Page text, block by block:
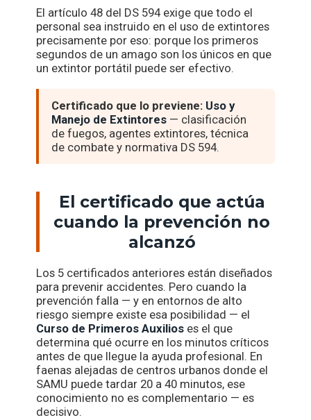
El artículo 48 del DS 594 exige que todo el
personal sea instruido en el uso de extintores
precisamente por eso: porque los primeros
segundos de un amago son los únicos en que
un extintor portátil puede ser efectivo.
Certificado que lo previene: Uso y
Manejo de Extintores — clasificación
de fuegos, agentes extintores, técnica
de combate y normativa DS 594.
El certificado que actúa
cuando la prevención no
alcanzó
Los 5 certificados anteriores están diseñados
para prevenir accidentes. Pero cuando la
prevención falla — y en entornos de alto
riesgo siempre existe esa posibilidad — el
Curso de Primeros Auxilios es el que
determina qué ocurre en los minutos críticos
antes de que llegue la ayuda profesional. En
faenas alejadas de centros urbanos donde el
SAMU puede tardar 20 a 40 minutos, ese
conocimiento no es complementario — es
decisivo.